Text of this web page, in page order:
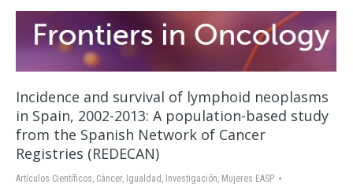
Incidence and survival of lymphoid neoplasms
in Spain, 2002-2013: A population-based study
from the Spanish Network of Cancer
Registries (REDECAN)
Artículos Científicos, Cáncer, Igualdad , Investigación, Mujeres EASP